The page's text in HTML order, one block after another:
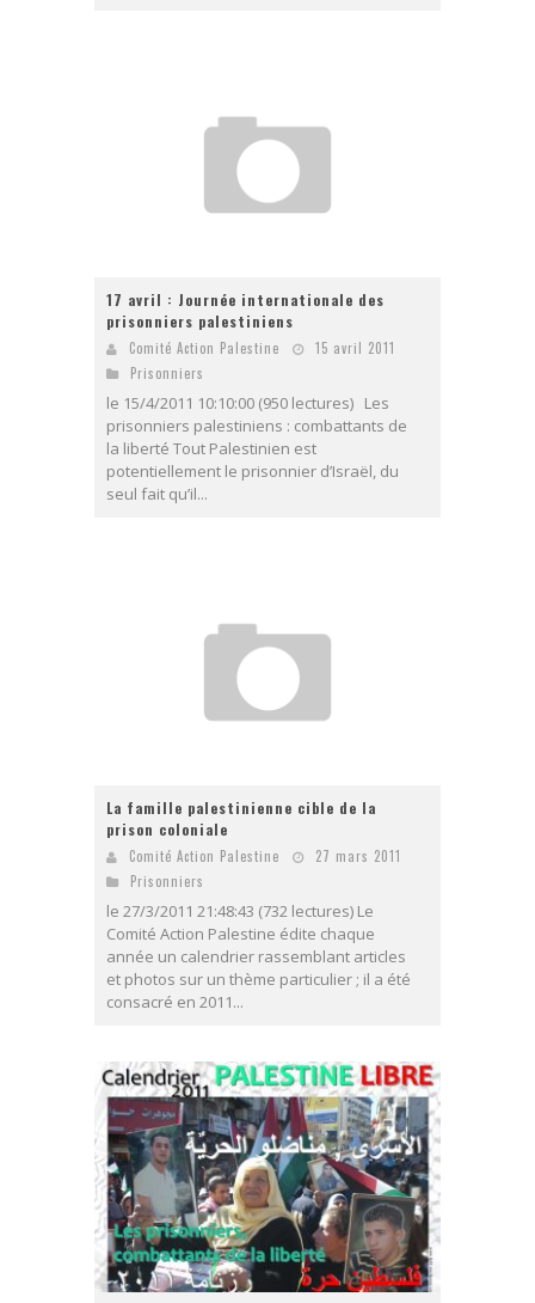
17 avril : Journée internationale des
prisonniers palestiniens
Comité Action Palestine
15 avril 2011
Prisonniers
le 15/4/2011 10:10:00 (950 lectures) Les
prisonniers palestiniens : combattants de
la liberté Tout Palestinien est
potentiellement le prisonnier d’Israël, du
seul fait qu’il...
La famille palestinienne cible de la
prison coloniale
Comité Action Palestine
27 mars 2011
Prisonniers
le 27/3/2011 21:48:43 (732 lectures) Le
Comité Action Palestine édite chaque
année un calendrier rassemblant articles
et photos sur un thème particulier ; il a été
consacré en 2011...